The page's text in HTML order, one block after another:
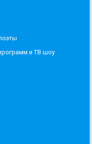
и ТВ шоу